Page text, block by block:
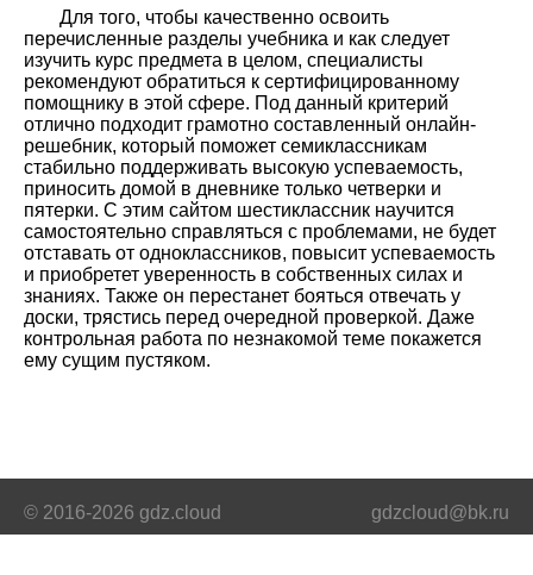
Для того, чтобы качественно освоить
перечисленные разделы учебника и как следует
изучить курс предмета в целом, специалисты
рекомендуют обратиться к сертифицированному
помощнику в этой сфере. Под данный критерий
отлично подходит грамотно составленный онлайн-
решебник, который поможет семиклассникам
стабильно поддерживать высокую успеваемость,
приносить домой в дневнике только четверки и
пятерки. С этим сайтом шестиклассник научится
самостоятельно справляться с проблемами, не будет
отставать от одноклассников, повысит успеваемость
и приобретет уверенность в собственных силах и
знаниях. Также он перестанет бояться отвечать у
доски, трястись перед очередной проверкой. Даже
контрольная работа по незнакомой теме покажется
ему сущим пустяком.
© 2016-2026 gdz.cloud gdzcloud@bk.ru